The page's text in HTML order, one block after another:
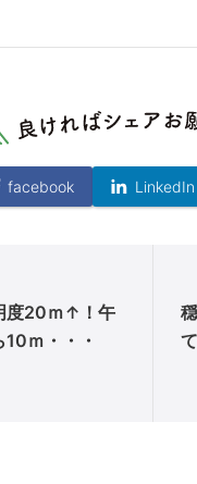
facebook LinkedIn
度20ｍ↑！午
ｍ・・・